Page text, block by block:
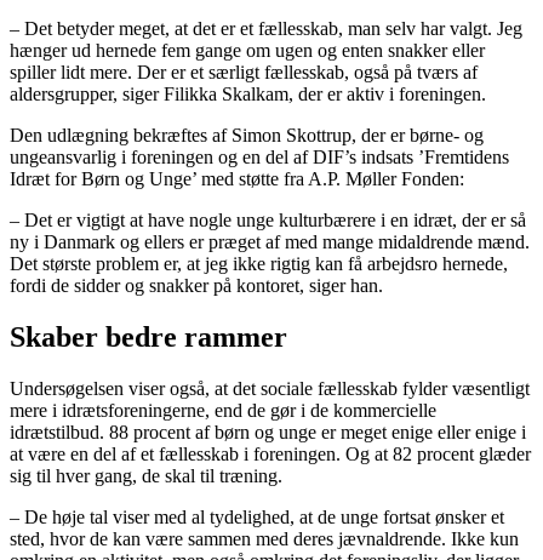
– Det betyder meget, at det er et fællesskab, man selv har valgt. Jeg
hænger ud hernede fem gange om ugen og enten snakker eller
spiller lidt mere. Der er et særligt fællesskab, også på tværs af
aldersgrupper, siger Filikka Skalkam, der er aktiv i foreningen.
Den udlægning bekræftes af Simon Skottrup, der er børne- og
ungeansvarlig i foreningen og en del af DIF’s indsats ’Fremtidens
Idræt for Børn og Unge’ med støtte fra A.P. Møller Fonden:
– Det er vigtigt at have nogle unge kulturbærere i en idræt, der er så
ny i Danmark og ellers er præget af med mange midaldrende mænd.
Det største problem er, at jeg ikke rigtig kan få arbejdsro hernede,
fordi de sidder og snakker på kontoret, siger han.
Skaber bedre rammer
Undersøgelsen viser også, at det sociale fællesskab fylder væsentligt
mere i idrætsforeningerne, end de gør i de kommercielle
idrætstilbud. 88 procent af børn og unge er meget enige eller enige i
at være en del af et fællesskab i foreningen. Og at 82 procent glæder
sig til hver gang, de skal til træning.
– De høje tal viser med al tydelighed, at de unge fortsat ønsker et
sted, hvor de kan være sammen med deres jævnaldrende. Ikke kun